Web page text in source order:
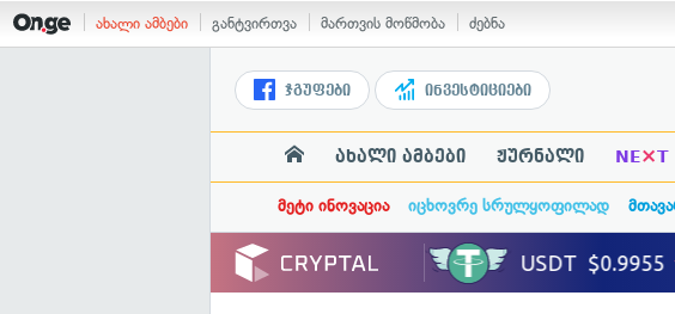
ახალი ამბები განტვირთვა მართვის მოწმობა ძებნა
ჯგუფები ინვესტიციები
ახალი ამბები ჟურნალი NE×T
მეტი ინოვაცია იცხოვრე სრულყოფილად